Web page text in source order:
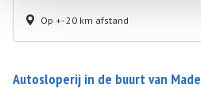
Op +- 20 km afstand
Autosloperij in de buurt van Made